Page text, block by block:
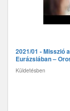
2021/01 - Misszió
Eurázsiában –
Küldetésben